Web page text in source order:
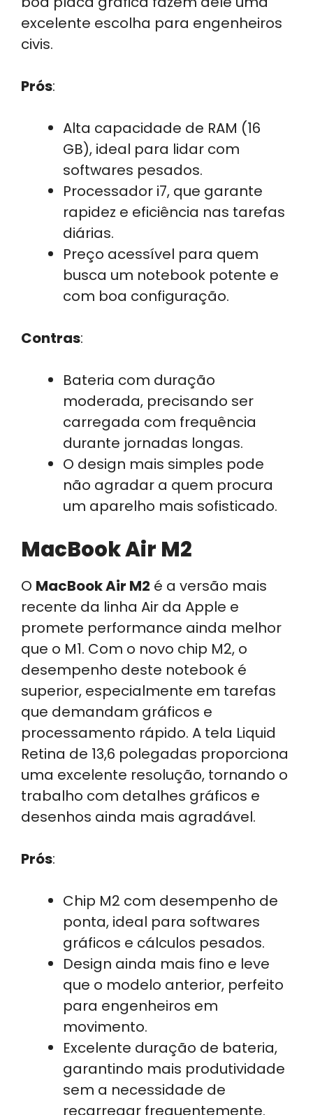
excelente escolha para engenheiros
civis.
Prós:
Alta capacidade de RAM (16
GB), ideal para lidar com
softwares pesados.
Processador i7, que garante
rapidez e eficiência nas tarefas
diárias.
Preço acessível para quem
busca um notebook potente e
com boa configuração.
Contras:
Bateria com duração
moderada, precisando ser
carregada com frequência
durante jornadas longas.
O design mais simples pode
não agradar a quem procura
um aparelho mais sofisticado.
MacBook Air M2
O MacBook Air M2 é a versão mais
recente da linha Air da Apple e
promete performance ainda melhor
que o M1. Com o novo chip M2, o
desempenho deste notebook é
superior, especialmente em tarefas
que demandam gráficos e
processamento rápido. A tela Liquid
Retina de 13,6 polegadas proporciona
uma excelente resolução, tornando o
trabalho com detalhes gráficos e
desenhos ainda mais agradável.
Prós:
Chip M2 com desempenho de
ponta, ideal para softwares
gráficos e cálculos pesados.
Design ainda mais fino e leve
que o modelo anterior, perfeito
para engenheiros em
movimento.
Excelente duração de bateria,
garantindo mais produtividade
sem a necessidade de
recarregar frequentemente.